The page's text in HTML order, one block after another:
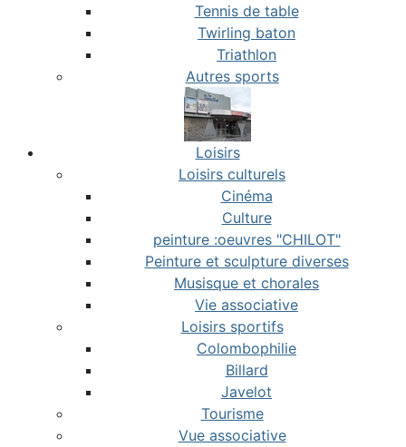
Tennis de table
Twirling baton
Triathlon
Autres sports
Loisirs
Loisirs culturels
Cinéma
Culture
peinture :oeuvres "CHILOT"
Peinture et sculpture diverses
Musisque et chorales
Vie associative
Loisirs sportifs
Colombophilie
Billard
Javelot
Tourisme
Vue associative